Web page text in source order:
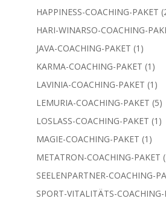
HAPPINESS-COACHING-PAKET
HARI-WINARSO-COACHING-
JAVA-COACHING-PAKET 1 1
Produkt
KARMA-COACHING-PAKET 1 1
LAVINIA-COACHING-PAKET 1 1
LEMURIA-COACHING-PAKET 55
LOSLASS-COACHING-PAKET 1 1
MAGIE-COACHING-PAKET 1 1
METATRON-COACHING-PAKET
SEELENPARTNER-COACHING-
SPORT-VITALITÄTS-COACHING-